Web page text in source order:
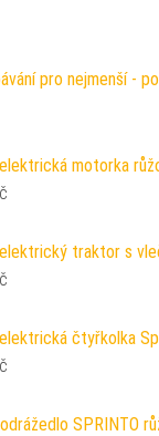
pro nejmenší -
motorka
traktor s
čtyřkolka
SPRINTO